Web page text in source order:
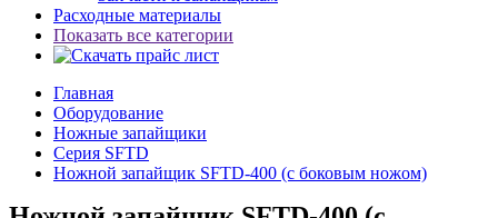
Расходные материалы
Показать все категории
Главная
Оборудование
Ножные запайщики
Серия SFTD
Ножной запайщик SFTD-400 (с боковым ножом)